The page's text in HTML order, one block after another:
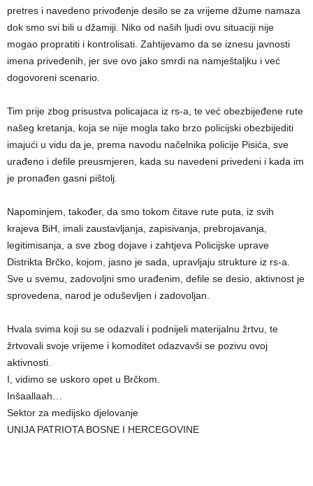
pretres i navedeno privođenje desilo se za vrijeme džume namaza
dok smo svi bili u džamiji. Niko od naših ljudi ovu situaciji nije
mogao propratiti i kontrolisati. Zahtijevamo da se iznesu javnosti
imena privedenih, jer sve ovo jako smrdi na namještaljku i već
dogovoreni scenario.
Tim prije zbog prisustva policajaca iz rs-a, te već obezbijeđene rute
našeg kretanja, koja se nije mogla tako brzo policijski obezbijediti
imajući u vidu da je, prema navodu načelnika policije Pisića, sve
urađeno i defile preusmjeren, kada su navedeni privedeni i kada im
je pronađen gasni pištolj.
Napominjem, također, da smo tokom čitave rute puta, iz svih
krajeva BiH, imali zaustavljanja, zapisivanja, prebrojavanja,
legitimisanja, a sve zbog dojave i zahtjeva Policijske uprave
Distrikta Brčko, kojom, jasno je sada, upravljaju strukture iz rs-a.
Sve u svemu, zadovoljni smo urađenim, defile se desio, aktivnost je
sprovedena, narod je oduševljen i zadovoljan.
Hvala svima koji su se odazvali i podnijeli materijalnu žrtvu, te
žrtvovali svoje vrijeme i komoditet odazvavši se pozivu ovoj
aktivnosti.
I, vidimo se uskoro opet u Brčkom.
Inšaallaah…
Sektor za medijsko djelovanje
UNIJA PATRIOTA BOSNE I HERCEGOVINE